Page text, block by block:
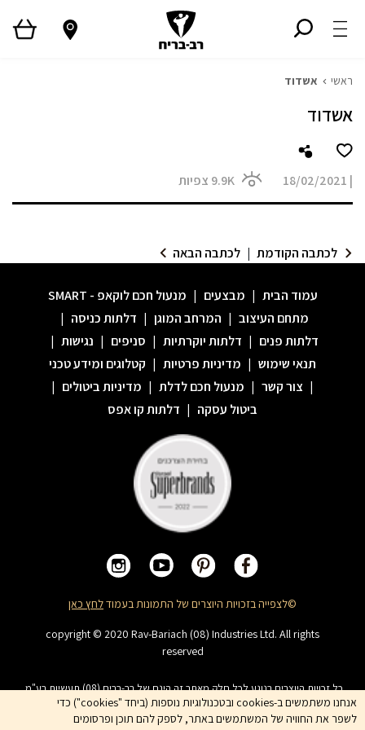
ראשי אשדוד
אשדוד
|
18/02/2021
9.9K צפיות
לכתבה הקודמת | לכתבה הבאה
עמוד הבית | מבצעים | מנעול חכם לוקאפ - SMART
מתחם העיצוב | המרחב המוגן | דלתות כניסה |
דלתות פנים | דלתות יוקרתיות | סניפים | נגישות |
תנאי שימוש | מדיניות פרטיות | קטלוגים ומידע טכני
| צור קשר | מנעול חכם לדלת | מדיניות ביטולים |
ביטול עסקה | דלתות קו אפס
©לצפייה בזכויות היוצרים של התמונות בעמודלחץ כאן
copyright © 2020 Rav-Bariach (08) Industries Ltd. All rights
reserved
כל זכויות היוצרים בנוגע לכל חלק מאתר זה הינם של רב-בריח (08) תעשיות בע"מ.
האתר מיועד לצפייה בלבד. העתקה, הפצה, שיכפול, פרסום, הצגה, שידור, שינוי, ביצוע
יצירות נגזרות בתוכן המופיע באתר אסור. שמות המוצרים, החברות, השירותים הינם
אנחנו משתמשים ב-cookies ובטכנולוגיות נוספות (ביחד "cookies") כדי
לשפר את החוויה של המשתמשים באתר, לספק להם תוכן ופרסומים